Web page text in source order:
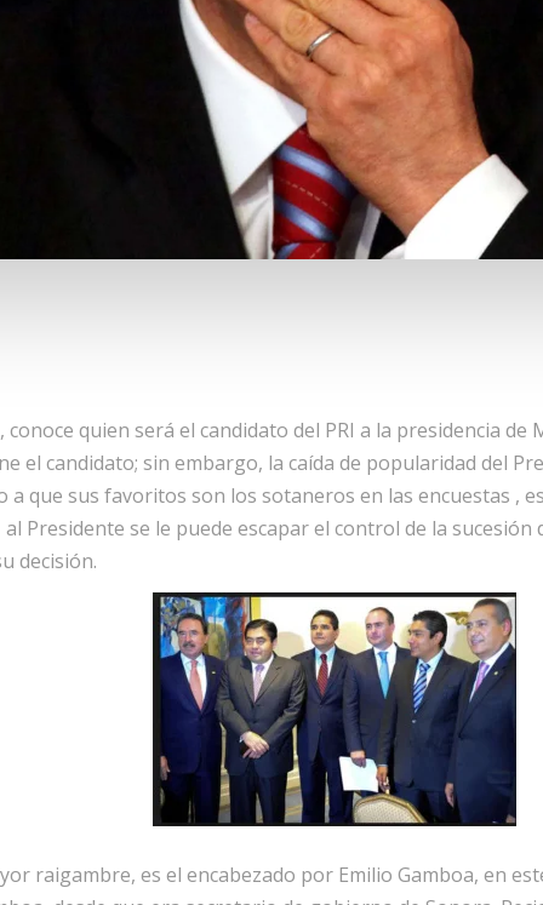
quien será el candidato del PRI a la presidencia de
el candidato; sin embargo, la caída de popularidad del
a que sus favoritos son los sotaneros en las encuestas ,
Presidente se le puede escapar el control de la
decisión.
raigambre, es el encabezado por Emilio Gamboa, en